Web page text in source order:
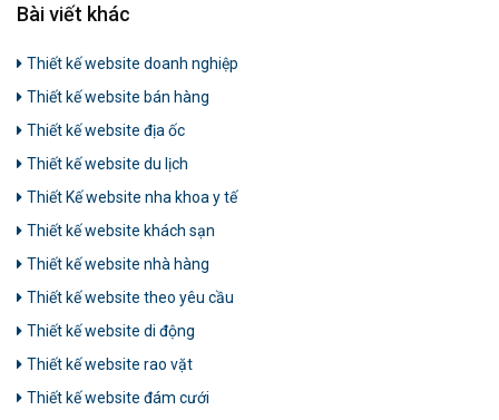
Bài viết khác
Thiết kế website doanh nghiệp
Thiết kế website bán hàng
Thiết kế website địa ốc
Thiết kế website du lịch
Thiết Kế website nha khoa y tế
Thiết kế website khách sạn
Thiết kế website nhà hàng
Thiết kế website theo yêu cầu
Thiết kế website di động
Thiết kế website rao vặt
Thiết kế website đám cưới